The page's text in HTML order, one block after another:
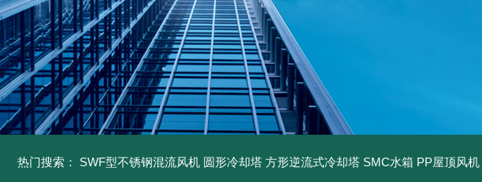
热门搜索： SWF型不锈钢混流风机 圆形冷却塔 方形逆流式冷却塔 SMC水箱 PP屋顶风机